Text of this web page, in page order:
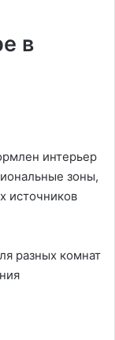
в
интерьер
зоны,
источников